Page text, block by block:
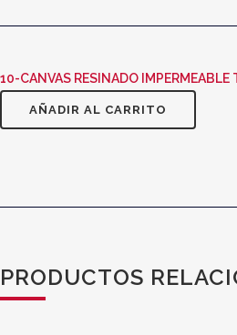
10-CANVAS RESINADO
AÑADIR AL CARRITO
PRODUCTOS